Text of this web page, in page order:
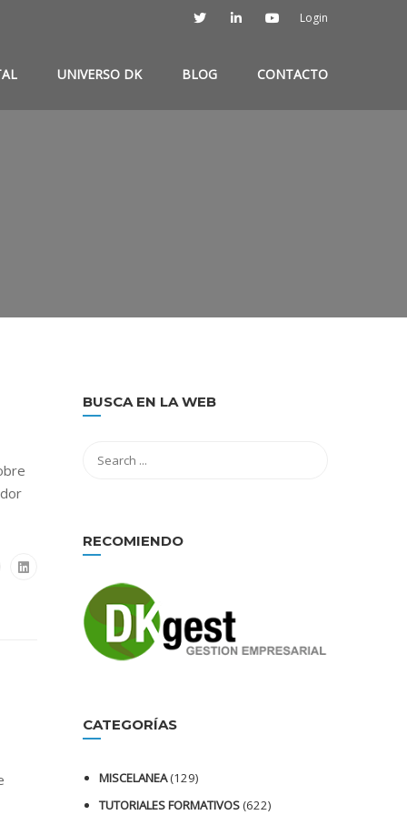
Login
UNIVERSO DK BLOG CONTACTO
BUSCA EN LA WEB
RECOMIENDO
CATEGORÍAS
MISCELANEA(129)
TUTORIALES FORMATIVOS(622)